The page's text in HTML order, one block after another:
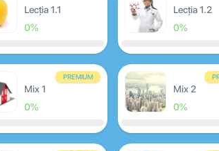
Lecția 1.1
0%
Lecția 1.2
0%
PREMIUM
Mix 1
0%
Mix 2
0%